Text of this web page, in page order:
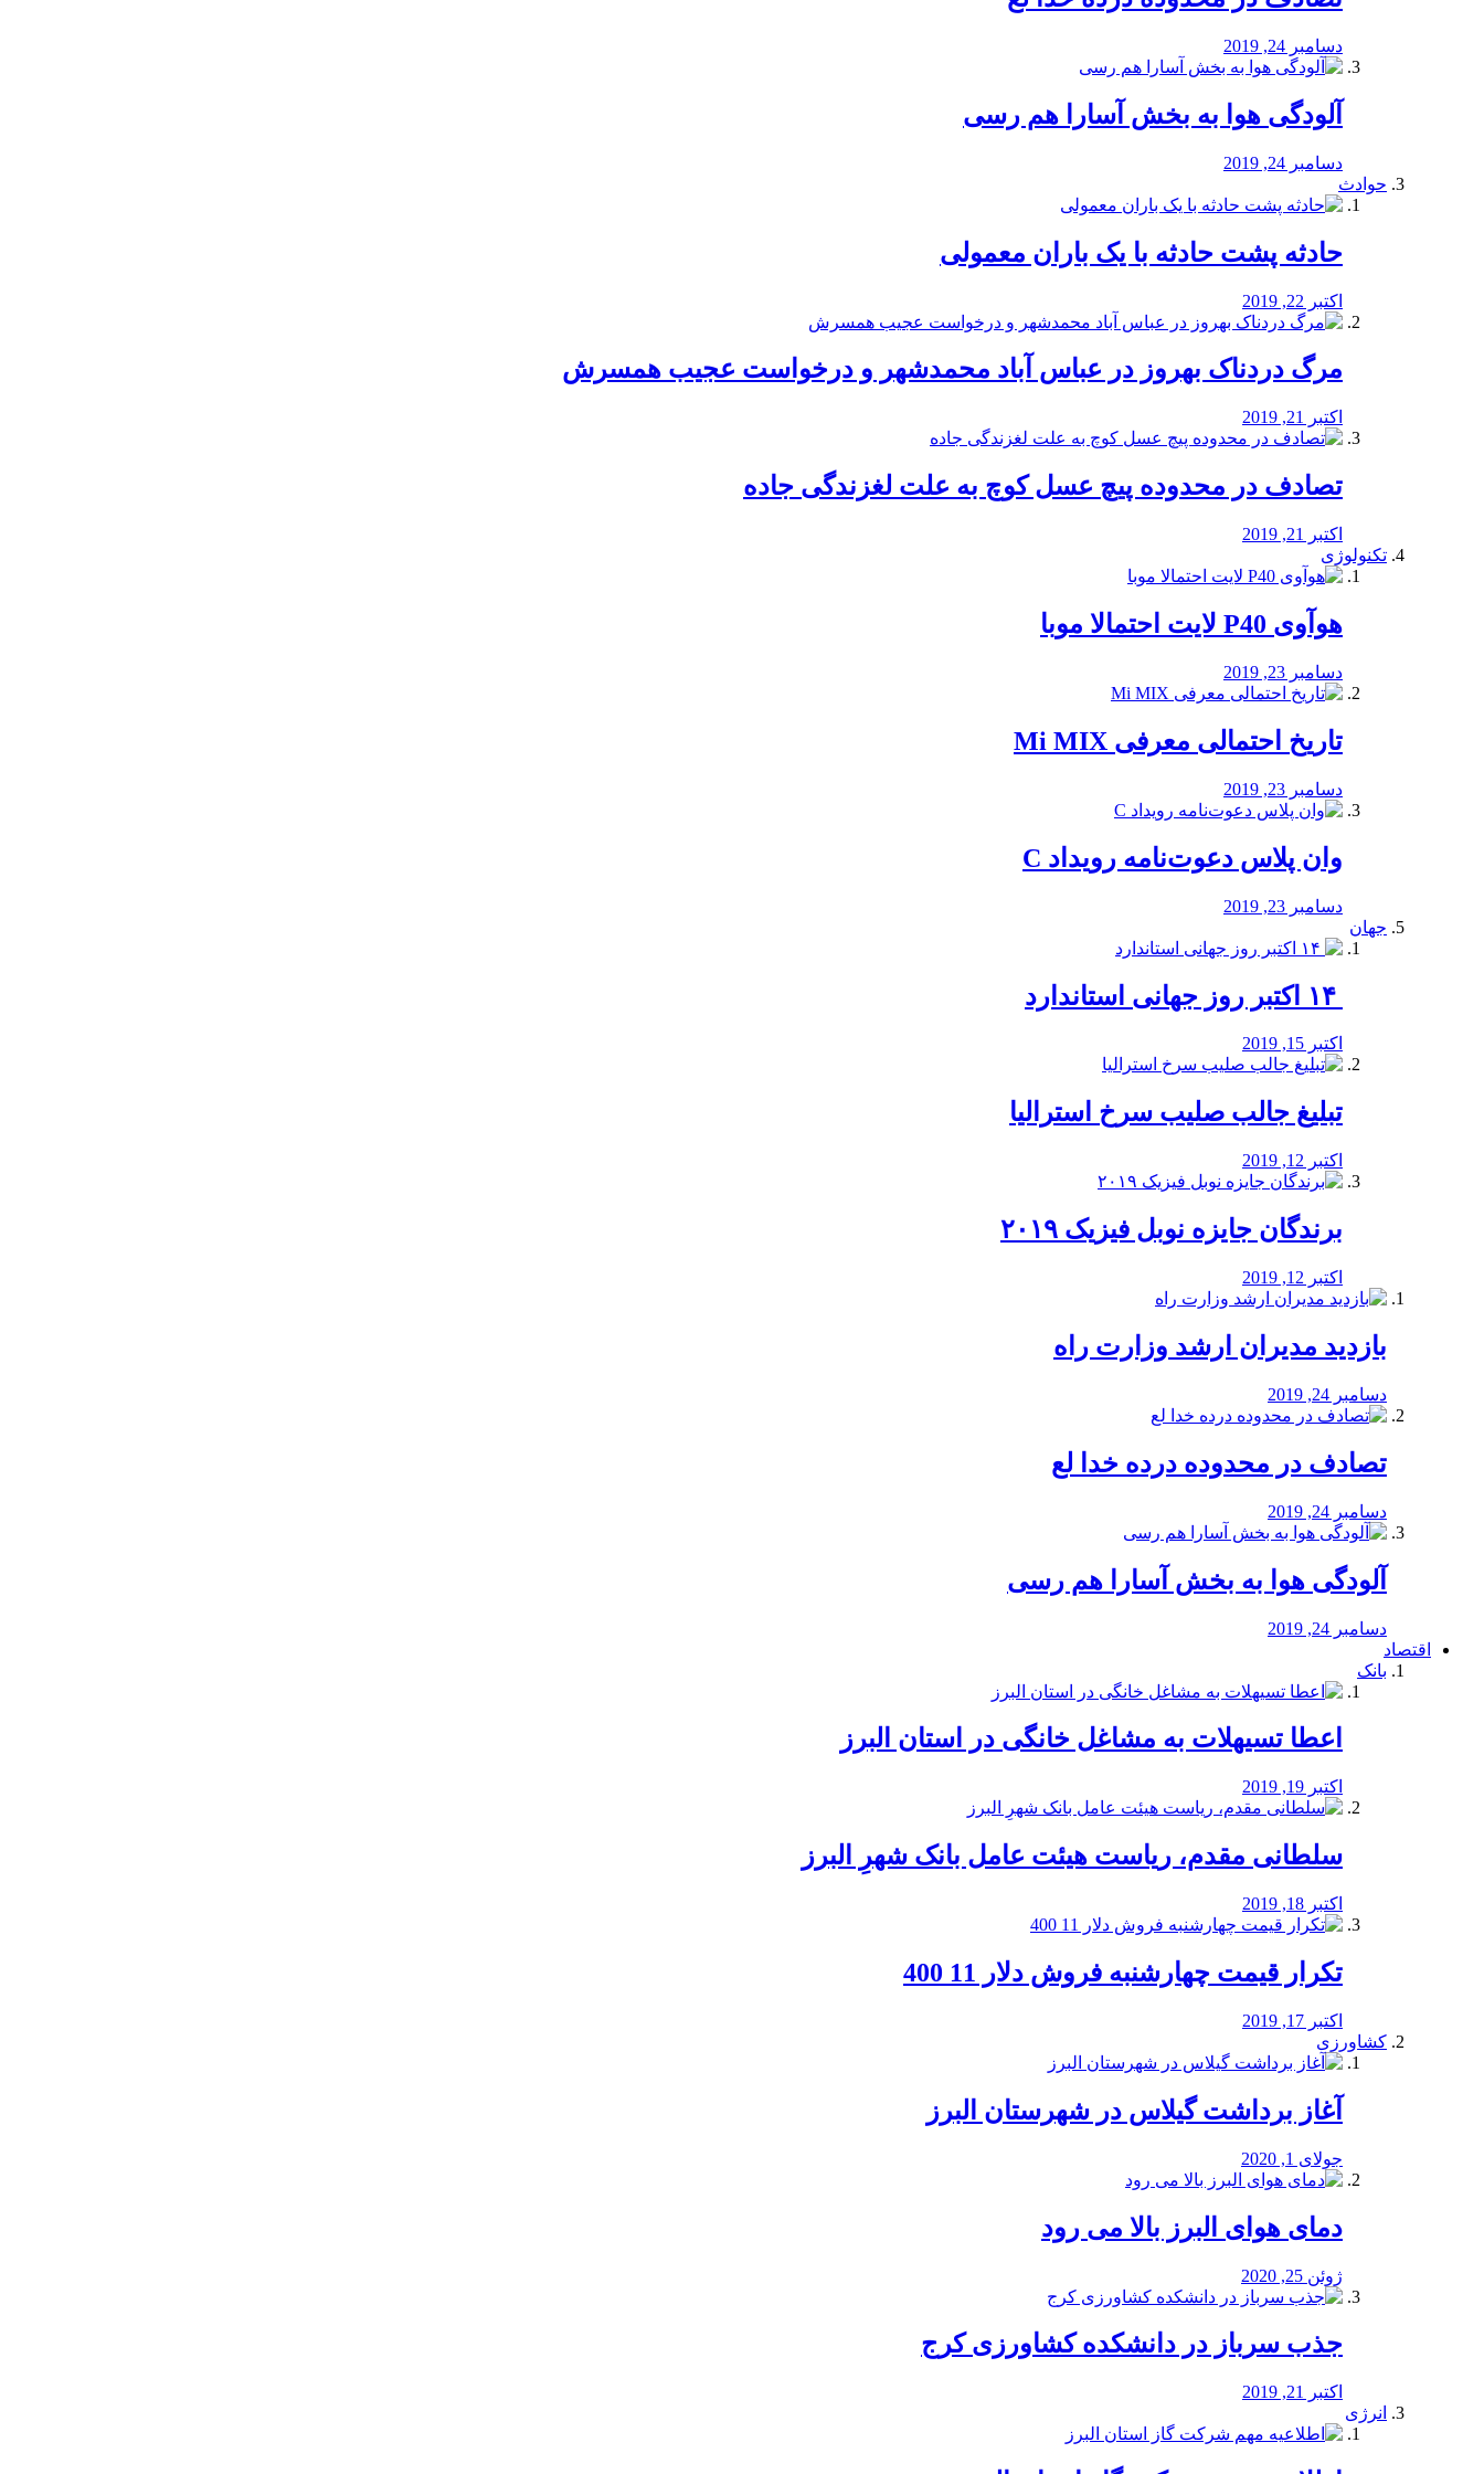
دسامبر 24, 2019
آلودگی هوا به بخش آسارا هم رسی
دسامبر 24, 2019
حوادث
️حادثه پشت حادثه با یک باران معمولی
اکتبر 22, 2019
مرگ دردناک بهروز در عباس آباد محمدشهر و درخواست عجیب همسرش
اکتبر 21, 2019
تصادف در محدوده پیچ عسل کوچ به علت لغزندگی جاده
اکتبر 21, 2019
تکنولوژی
هوآوی P40 لایت احتمالا موبا
دسامبر 23, 2019
تاریخ احتمالی معرفی Mi MIX
دسامبر 23, 2019
وان پلاس دعوت‌نامه رویداد C
دسامبر 23, 2019
جهان
اکتبر 15, 2019
تبلیغ جالب صلیب سرخ استرالیا
اکتبر 12, 2019
برندگان جایزه نوبل فیزیک ۲۰۱۹
اکتبر 12, 2019
بازدید مدیران ارشد وزارت راه
دسامبر 24, 2019
تصادف در محدوده درده خدا لع
دسامبر 24, 2019
آلودگی هوا به بخش آسارا هم رسی
دسامبر 24, 2019
اقتصاد
بانک
️اعطا تسیهلات به مشاغل خانگی در استان البرز
اکتبر 19, 2019
سلطانی مقدم، ریاست هیئت عامل بانک شهرِ البرز
اکتبر 18, 2019
تکرار قیمت چهارشنبه فروش دلار 11 400
اکتبر 17, 2019
کشاورزی
آغاز برداشت گیلاس در شهرستان البرز
جولای 1, 2020
دمای هوای البرز بالا می رود
ژوئن 25, 2020
جذب سرباز در دانشکده کشاورزی کرج
اکتبر 21, 2019
انرژی